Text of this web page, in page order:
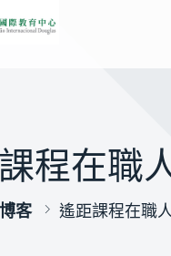
程在職
博客 遙距課程在職